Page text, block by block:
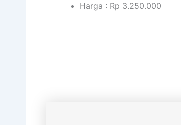
Harga : Rp 3.250.000